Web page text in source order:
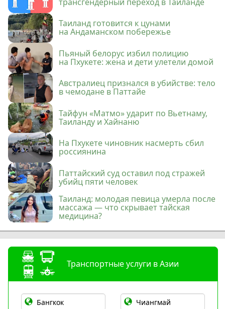
Таиланд готовится к цунами
на Андаманском побережье
Пьяный белорус избил полицию
на Пхукете: жена и дети улетели домой
Австралиец признался в убийстве: тело
в чемодане в Паттайе
Тайфун «Матмо» ударит по Вьетнаму,
Таиланду и Хайнаню
На Пхукете чиновник насмерть сбил
россиянина
Паттайский суд оставил под стражей
убийц пяти человек
Таиланд: молодая певица умерла после
массажа — что скрывает тайская
медицина?
Транспортные услуги в Азии